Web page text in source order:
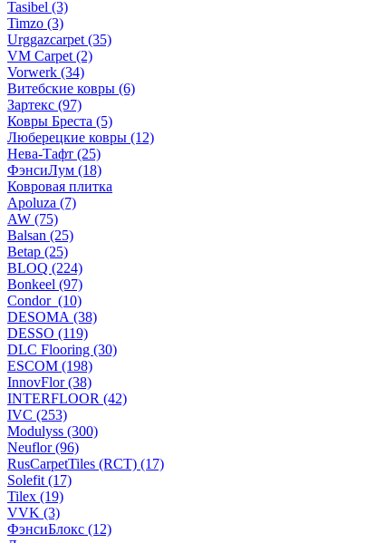
Tasibel (3)
Timzo (3)
Urggazcarpet (35)
VM Carpet (2)
Vorwerk (34)
Витебские ковры (6)
Зартекс (97)
Ковры Бреста (5)
Люберецкие ковры (12)
Нева-Тафт (25)
ФэнсиЛум (18)
Ковровая плитка
Apoluza (7)
AW (75)
Balsan (25)
Betap (25)
BLOQ (224)
Bonkeel (97)
Condor (10)
DESOMA (38)
DESSO (119)
DLC Flooring (30)
ESCOM (198)
InnovFlor (38)
INTERFLOOR (42)
IVC (253)
Modulyss (300)
Neuflor (96)
RusCarpetTiles (RCT) (17)
Solefit (17)
Tilex (19)
VVK (3)
ФэнсиБлокс (12)